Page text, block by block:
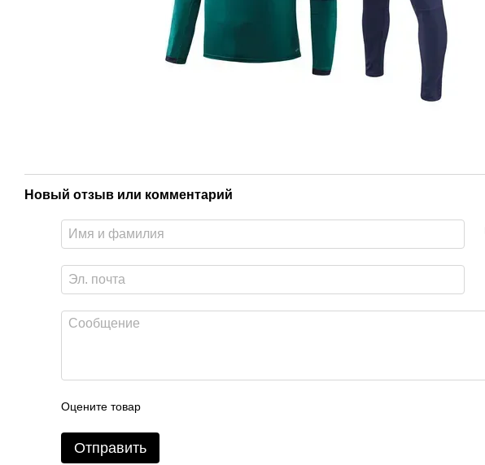
Новый отзыв или комментарий
Оцените товар
Отправить